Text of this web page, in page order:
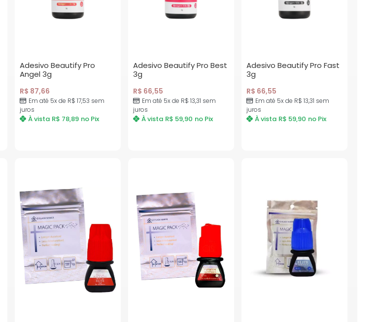
Adesivo Beautify Pro
Angel 3g
R$ 87,66
Em até 5x de R$ 17,53 sem
juros
À vista R$ 78,89 no Pix
Adesivo Beautify Pro Best
3g
R$ 66,55
Em até 5x de R$ 13,31 sem
juros
À vista R$ 59,90 no Pix
Adesivo Beautify Pro Fast
3g
R$ 66,55
Em até 5x de R$ 13,31 sem
juros
À vista R$ 59,90 no Pix